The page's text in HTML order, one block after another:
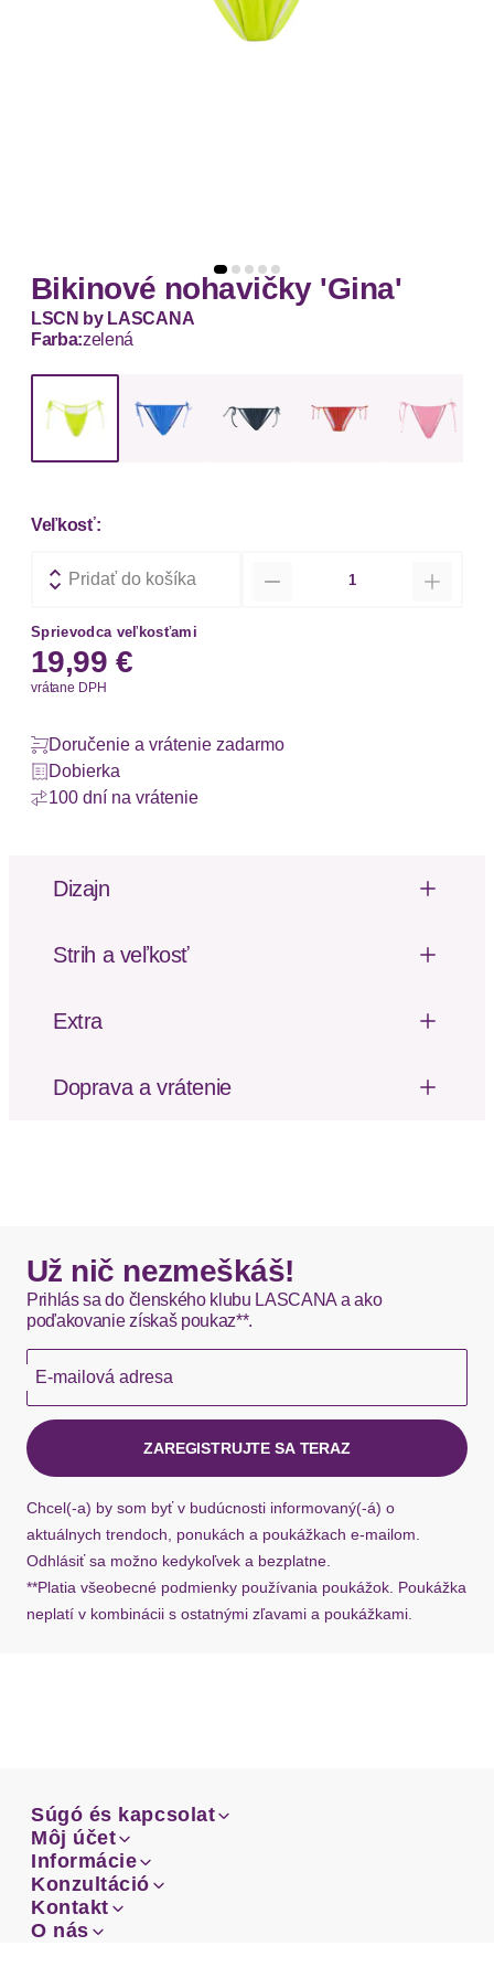
Bikinové nohavičky 'Gina'
LSCN by LASCANA
Farba:zelená
Veľkosť:
Pridať do košíka
Sprievodca veľkosťami
19,99 €
vrátane DPH
Doručenie a vrátenie zadarmo
Dobierka
100 dní na vrátenie
Dizajn
Vzor: Jednofarebné
Dizajn: Na uzly / slučky
Strih a veľkosť
Extra
Mäkký omak
Doprava a vrátenie
Okamžite dostupné položky sú zvyčajne doručené
kuriérom DHL do 1-3 pracovných dní.
Hermes - 0,00 EUR
Okamžite dostupné položky sú zvyčajne doručené
kuriérom Hermes do 1-3 pracovných dní.
Už nič nezmeškáš!
Prihlás sa do členského klubu LASCANA a ako
poďakovanie získaš poukaz**.
E-mailová adresa
ZAREGISTRUJTE SA TERAZ
Chcel(-a) by som byť v budúcnosti informovaný(-á) o
aktuálnych trendoch, ponukách a poukážkach e-mailom.
Odhlásiť sa možno kedykoľvek a bezplatne.
**Platia všeobecné podmienky používania poukážok. Poukážka
neplatí v kombinácii s ostatnými zľavami a poukážkami.
Súgó és kapcsolat
Email
Facebook
Instagram
Súgó és kapcsolat
Email
Facebook
Môj účet
Prehľad objednávok
Môj účet
Prehľad objednávok
Informácie
Doprava
Platba
Informácie
Doprava
Konzultáció
Sprievodca-veľkosťami
Konzultáció
Kontakt
Zákaznícke oddelenie
Kontakt
O nás